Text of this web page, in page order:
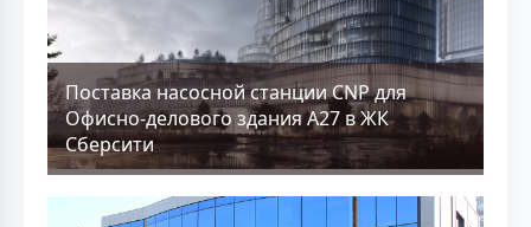
Поставка насосной станции CNP для
Офисно-делового здания А27 в ЖК
Сберсити